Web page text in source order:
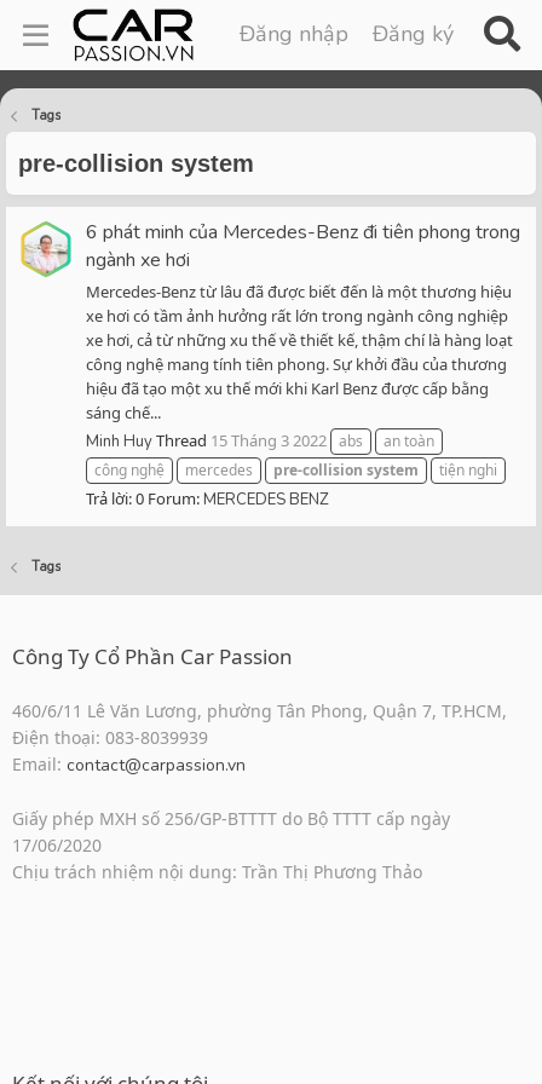
Đăng nhập Đăng ký
Tags
pre-collision system
6 phát minh của Mercedes-Benz đi tiên phong trong
ngành xe hơi
Mercedes-Benz từ lâu đã được biết đến là một thương hiệu
xe hơi có tầm ảnh hưởng rất lớn trong ngành công nghiệp
xe hơi, cả từ những xu thế về thiết kế, thậm chí là hàng loạt
công nghệ mang tính tiên phong. Sự khởi đầu của thương
hiệu đã tạo một xu thế mới khi Karl Benz được cấp bằng
sáng chế...
Minh HuyThread 15 Tháng 3 2022 abs
an toàn
công nghệ
mercedes pre-collision system tiện nghi
Trả lời: 0 Forum:MERCEDES BENZ
Tags
Công Ty Cổ Phần Car Passion
460/6/11 Lê Văn Lương, phường Tân Phong, Quận 7, TP.HCM,
Điện thoại: 083-8039939
Email: contact@carpassion.vn
Giấy phép MXH số 256/GP-BTTTT do Bộ TTTT cấp ngày
17/06/2020
Chịu trách nhiệm nội dung: Trần Thị Phương Thảo